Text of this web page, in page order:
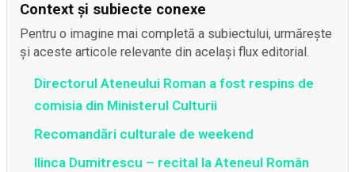
Context și subiecte conexe
Pentru o imagine mai completă a subiectului, urmărește
și aceste articole relevante din același flux editorial.
Directorul Ateneului Roman a fost respins de
comisia din Ministerul Culturii
Recomandări culturale de weekend
Ilinca Dumitrescu – recital la Ateneul Român